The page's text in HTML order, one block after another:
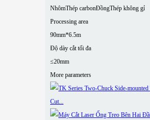
NhômThép carbonĐồngThép không gỉ
Processing area
90mm*6.5m
Độ dày cắt tối đa
≤20mm
More parameters